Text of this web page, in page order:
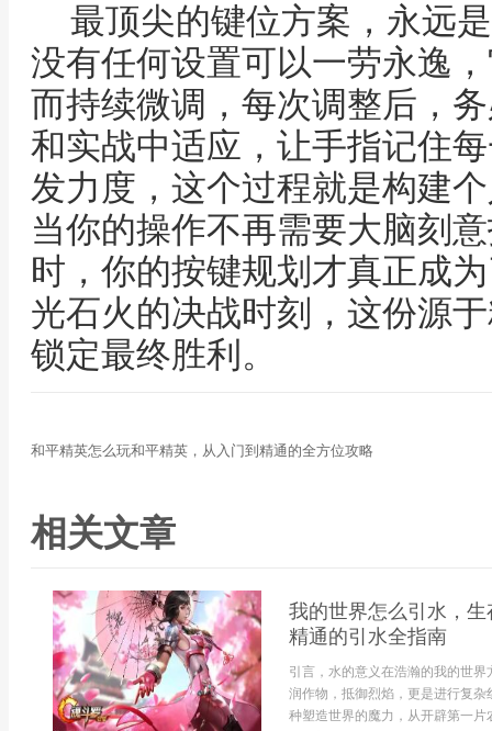
最顶尖的键位方案，永远
没有任何设置可以一劳永逸
而持续微调，每次调整后，
和实战中适应，让手指记住
发力度，这个过程就是构建
当你的操作不再需要大脑刻
时，你的按键规划才真正成
光石火的决战时刻，这份源
锁定最终胜利。
和平精英怎么玩和平精英，从入门到精通的全方位攻略
相关文章
我的世界怎么引水，
精通的引水全指南
引言，水的意义在浩瀚的我的世
润作物，抵御烈焰，更是进行复
种塑造世界的魔力，从开辟第一